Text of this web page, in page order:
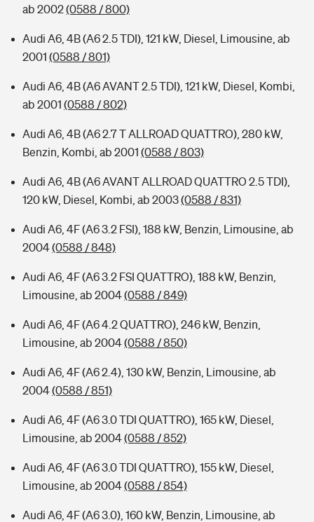
ab 2002(0588 / 800)
Audi A6, 4B (A6 2.5 TDI), 121 kW, Diesel, Limousine, ab
2001 (0588 / 801)
Audi A6, 4B (A6 AVANT 2.5 TDI), 121 kW, Diesel, Kombi,
ab 2001 (0588 / 802)
Audi A6, 4B (A6 2.7 T ALLROAD QUATTRO), 280 kW,
Benzin, Kombi, ab 2001 (0588 / 803)
Audi A6, 4B (A6 AVANT ALLROAD QUATTRO 2.5 TDI),
120 kW, Diesel, Kombi, ab 2003(0588 / 831)
Audi A6, 4F (A6 3.2 FSI), 188 kW, Benzin, Limousine, ab
2004(0588 / 848)
Audi A6, 4F (A6 3.2 FSI QUATTRO), 188 kW, Benzin,
Limousine, ab 2004(0588 / 849)
Audi A6, 4F (A6 4.2 QUATTRO), 246 kW, Benzin,
Limousine, ab 2004(0588 / 850)
Audi A6, 4F (A6 2.4), 130 kW, Benzin, Limousine, ab
2004(0588 / 851)
Audi A6, 4F (A6 3.0 TDI QUATTRO), 165 kW, Diesel,
Limousine, ab 2004(0588 / 852)
Audi A6, 4F (A6 3.0 TDI QUATTRO), 155 kW, Diesel,
Limousine, ab 2004(0588 / 854)
Audi A6, 4F (A6 3.0), 160 kW, Benzin, Limousine, ab